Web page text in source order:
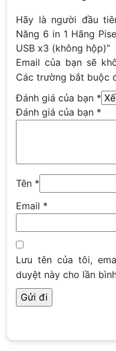
Hãy là người đầu
Năng 6 in 1 Hãng
USB x3 (không hộp)”
Email của bạn sẽ
Các trường bắt buộc
Đánh giá của bạn *
Đánh giá của bạn *
Tên *
Email *
Lưu tên của tôi,
duyệt này cho lần